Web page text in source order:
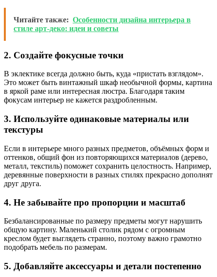
Читайте также: Особенности дизайна интерьера в
стиле арт-деко: идеи и советы
2. Создайте фокусные точки
В эклектике всегда должно быть, куда «пристать взглядом».
Это может быть винтажный шкаф необычной формы, картина
в яркой раме или интересная люстра. Благодаря таким
фокусам интерьер не кажется раздробленным.
3. Используйте одинаковые материалы или
текстуры
Если в интерьере много разных предметов, объёмных форм и
оттенков, общий фон из повторяющихся материалов (дерево,
металл, текстиль) поможет сохранить целостность. Например,
деревянные поверхности в разных стилях прекрасно дополнят
друг друга.
4. Не забывайте про пропорции и масштаб
Безбалансированные по размеру предметы могут нарушить
общую картину. Маленький столик рядом с огромным
креслом будет выглядеть странно, поэтому важно грамотно
подобрать мебель по размерам.
5. Добавляйте аксессуары и детали постепенно